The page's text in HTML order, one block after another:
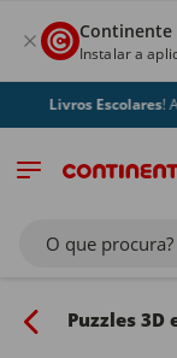
Continente
Instalar a
Livros Escolares!
O que procura?
Puzzles 3D